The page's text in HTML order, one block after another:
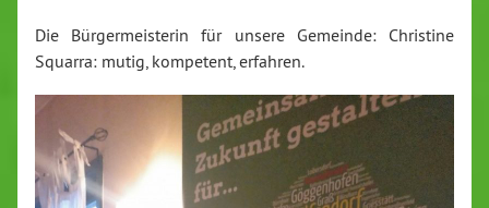
Die Bürgermeisterin für unsere Gemeinde: Christine
Squarra: mutig, kompetent, erfahren.